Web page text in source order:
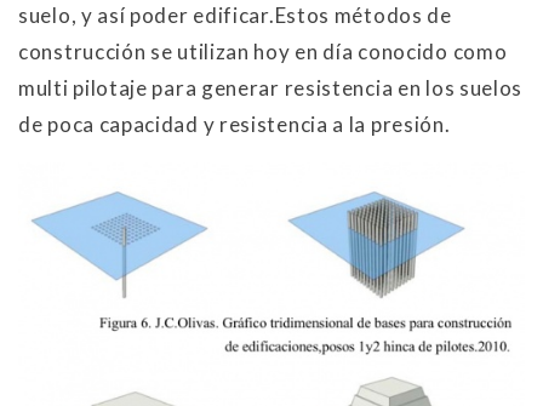
suelo, y así poder edificar.Estos métodos de
construcción se utilizan hoy en día conocido como
multi pilotaje para generar resistencia en los suelos
de poca capacidad y resistencia a la presión.